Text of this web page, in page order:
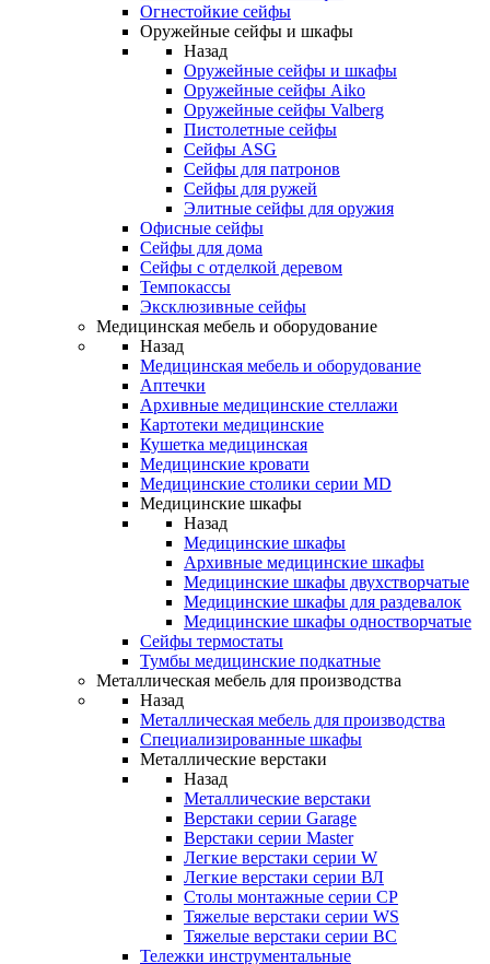
Огнестойкие сейфы
Оружейные сейфы и шкафы
Назад
Оружейные сейфы и шкафы
Оружейные сейфы Aiko
Оружейные сейфы Valberg
Пистолетные сейфы
Сейфы ASG
Сейфы для патронов
Сейфы для ружей
Элитные сейфы для оружия
Офисные сейфы
Сейфы для дома
Сейфы с отделкой деревом
Темпокассы
Эксклюзивные сейфы
Медицинская мебель и оборудование
Назад
Медицинская мебель и оборудование
Аптечки
Архивные медицинские стеллажи
Картотеки медицинские
Кушетка медицинская
Медицинские кровати
Медицинские столики серии MD
Медицинские шкафы
Назад
Медицинские шкафы
Архивные медицинские шкафы
Медицинские шкафы двухстворчатые
Медицинские шкафы для раздевалок
Медицинские шкафы одностворчатые
Сейфы термостаты
Тумбы медицинские подкатные
Металлическая мебель для производства
Назад
Металлическая мебель для производства
Cпециализированные шкафы
Металлические верстаки
Назад
Металлические верстаки
Верстаки серии Garage
Верстаки серии Master
Легкие верстаки серии W
Легкие верстаки серии ВЛ
Столы монтажные серии СР
Тяжелые верстаки серии WS
Тяжелые верстаки серии ВС
Тележки инструментальные